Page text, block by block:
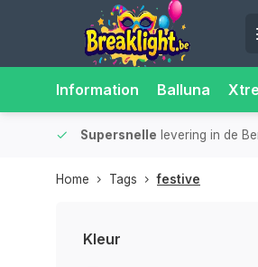
Information Balluna
Supersnelle levering in de
Home Tags festive
Kleur